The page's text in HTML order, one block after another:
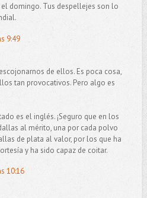
domingo. Tus despellejes son lo
9:49
de ellos. Es poca cosa,
tan provocativos. Pero algo es
es el inglés. ¡Seguro que en los
al mérito, una por cada polvo
de plata al valor, por los que ha
y ha sido capaz de coitar.
10:16